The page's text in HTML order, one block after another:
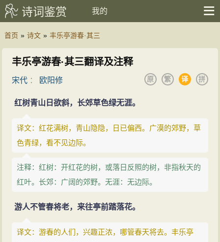
诗词鉴赏 我的
首页 » 诗文 » 丰乐亭游春·其三
丰乐亭游春·其三翻译及注释
宋代 ： 欧阳修 拼
译
繁
原
红树青山日欲斜，长郊草色绿无涯。
译文：红花满树，青山隐隐，日已偏西。广漠的郊野，草
色青绿，看不见边际。
注释：红树：开红花的树，或落日反照的树，非指秋天的
红叶。长郊：广阔的郊野。无涯：无边际。
游人不管春将老，来往亭前踏落花。
译文：游春的人们，兴趣正浓，哪管春天将去。丰乐亭